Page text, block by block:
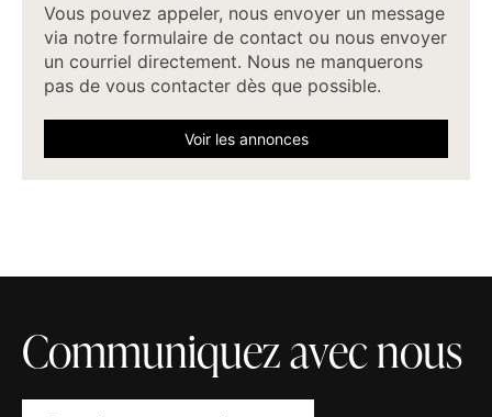
Vous pouvez appeler, nous envoyer un message
via notre formulaire de contact ou nous envoyer
un courriel directement. Nous ne manquerons
pas de vous contacter dès que possible.
Voir les annonces
Communiquez avec nous